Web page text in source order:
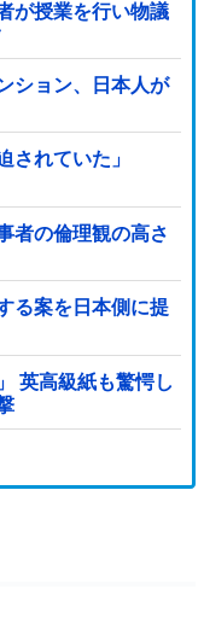
が授業を行い物議
ション、日本人が
されていた」
者の倫理観の高さ
る案を日本側に提
英高級紙も驚愕し